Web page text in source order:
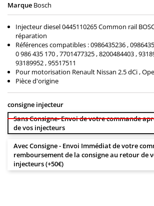
Marque Bosch
Injecteur diesel 0445110265 Common rail
réparation
Références compatibles : 0986435236 ,
0 986 435 170 , 7701477325 , 8200484403 ,
93189952 , 95517511
Pour motorisation Renault Nissan 2.5 dCi ,
Pièce d'origine
consigne injecteur
Sans Consigne- Envoi de votre commande
de vos injecteurs
Avec Consigne - Envoi Immédiat de votre
remboursement de la consigne au retour de
injecteurs (+50€)